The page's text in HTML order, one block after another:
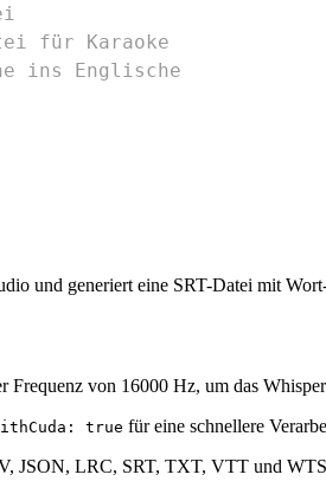
für Karaoke
ins Englische
und generiert eine SRT-Datei mit
von 16000 Hz, um das
true für eine schnellere
JSON, LRC, SRT, TXT, VTT und